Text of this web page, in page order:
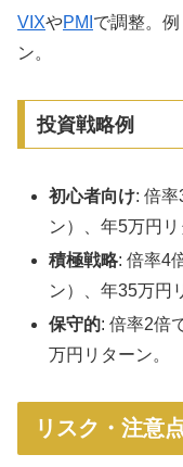
VIXやPMI で調整。
ン。
投資戦略例
初心者向け: 倍
ン）、年5万円リ
積極戦略: 倍率4
ン）、年35万円
保守的: 倍率2倍
万円リターン。
リスク・注意